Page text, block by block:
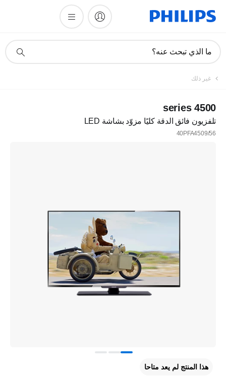
دعم
ما الذي تبحث عنه؟
غير ذلك
4500 series
تلفزيون فائق الدقة كليًا مزوّد بشاشة LED
40PFA4509/56
هذا المنتج لم يعد متاحا